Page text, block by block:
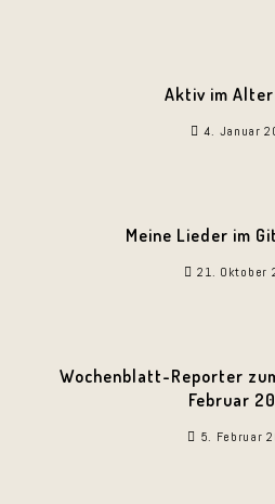
Aktiv im
4. Januar
Meine Lieder im
21. Oktober
Wochenblatt-Reporter
Februar
5. Februar